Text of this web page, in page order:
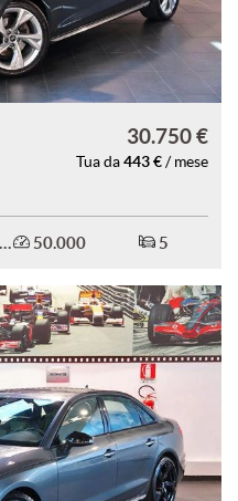
30.750 €
Tua da 443 € / mese
50.000 5